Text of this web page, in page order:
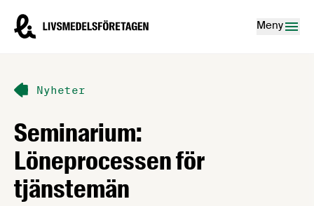
Livsmedelsföretagen – till startsidan
Meny
Nyheter
Seminarium:
Löneprocessen för
tjänstemän